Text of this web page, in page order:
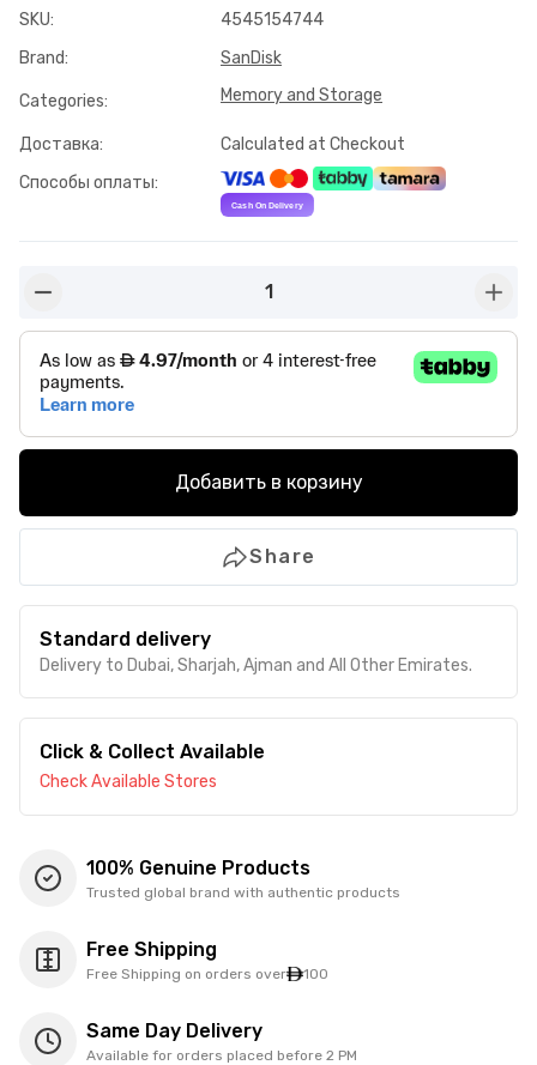
SKU:
4545154744
Brand: SanDisk
Categories: Memory and Storage
Доставка:
Calculated at Checkout
Способы оплаты:
1
Добавить в корзину
Share
Standard delivery
Delivery to Dubai, Sharjah, Ajman and All Other Emirates.
Click & Collect Available
Check Available Stores
100% Genuine Products
Trusted global brand with authentic products
Free Shipping
Free Shipping on orders over 100
Same Day Delivery
Available for orders placed before 2 PM